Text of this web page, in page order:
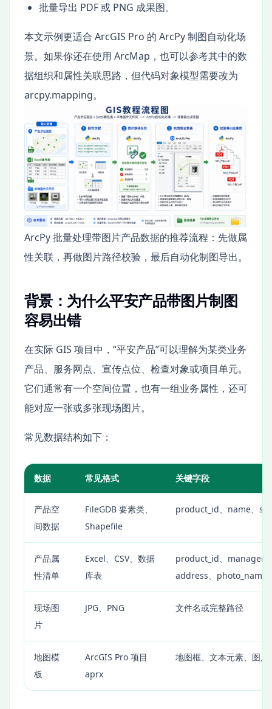
批量导出 PDF 或 PNG 成果图。
本文示例更适合 ArcGIS Pro 的 ArcPy 制图自动化场
景。如果你还在使用 ArcMap，也可以参考其中的数
据组织和属性关联思路，但代码对象模型需要改为
arcpy.mapping。
ArcPy 批量处理带图片产品数据的推荐流程：先做属
性关联，再做图片路径校验，最后自动化制图导出。
背景：为什么平安产品带图片制图
容易出错
在实际 GIS 项目中，“平安产品”可以理解为某类业务
产品、服务网点、宣传点位、检查对象或项目单元。
它们通常有一个空间位置，也有一组业务属性，还可
能对应一张或多张现场图片。
常见数据结构如下：
数据 常见格式 关键字段
产品空
间数据
FileGDB 要素类、
Shapefile
product_id、name、
产品属
性清单
Excel、CSV、数据
库表
product_id、manager
address、photo_name
现场图
片
JPG、PNG 文件名或完整路径
地图模
板
ArcGIS Pro 项目
aprx
地图框、文本元素、图片